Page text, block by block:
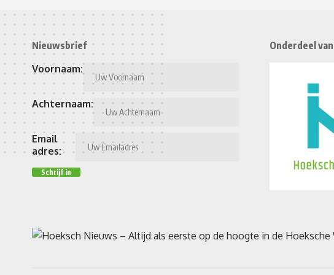
Nieuwsbrief
Voornaam:
Achternaam:
Email
adres:
Onderdeel